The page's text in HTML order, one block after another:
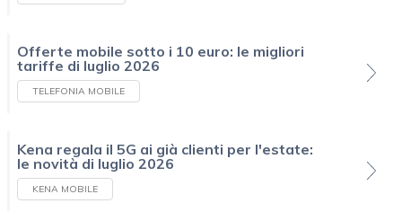
Offerte mobile sotto i 10 euro: le migliori
tariffe di luglio 2026
TELEFONIA MOBILE
Kena regala il 5G ai già clienti per l'estate:
le novità di luglio 2026
KENA MOBILE